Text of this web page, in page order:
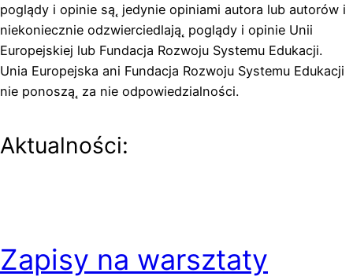
poglądy i opinie są˛ jedynie opiniami autora lub autorów i
niekoniecznie odzwierciedlają˛ poglądy i opinie Unii
Europejskiej lub Fundacja Rozwoju Systemu Edukacji.
Unia Europejska ani Fundacja Rozwoju Systemu Edukacji
nie ponoszą˛ za nie odpowiedzialności.
Aktualności:
Zapisy na warsztaty